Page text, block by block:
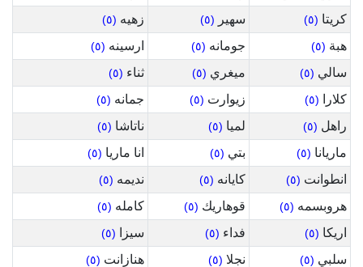
كريتا (٥) سهير (٥) زهيه (٥)
هبة (٥) جومانه (٥) ارسينه (٥)
سالي (٥) ميغري (٥) ثناء (٥)
كلارا (٥) زيوارت (٥) جمانه (٥)
راهل (٥) لميا (٥) ناتاشا (٥)
ماريانا (٥) بتي (٥) انا ماريا (٥)
انطوانت (٥) كايانه (٥) نديمه (٥)
هروبسمه (٥) قوهاريك (٥) كامله (٥)
اريكا (٥) فداء (٥) سيزا (٥)
سلبي (٥) نجلا (٥) هنازانت (٥)